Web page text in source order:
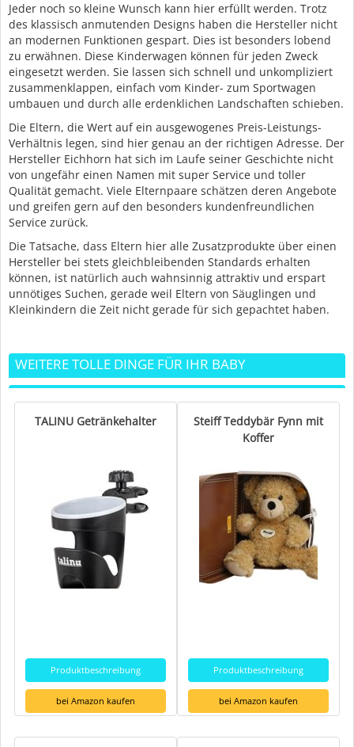
Jeder noch so kleine Wunsch kann hier erfüllt werden. Trotz
des klassisch anmutenden Designs haben die Hersteller nicht
an modernen Funktionen gespart. Dies ist besonders lobend
zu erwähnen. Diese Kinderwagen können für jeden Zweck
eingesetzt werden. Sie lassen sich schnell und unkompliziert
zusammenklappen, einfach vom Kinder- zum Sportwagen
umbauen und durch alle erdenklichen Landschaften schieben.
Die Eltern, die Wert auf ein ausgewogenes Preis-Leistungs-
Verhältnis legen, sind hier genau an der richtigen Adresse. Der
Hersteller Eichhorn hat sich im Laufe seiner Geschichte nicht
von ungefähr einen Namen mit super Service und toller
Qualität gemacht. Viele Elternpaare schätzen deren Angebote
und greifen gern auf den besonders kundenfreundlichen
Service zurück.
Die Tatsache, dass Eltern hier alle Zusatzprodukte über einen
Hersteller bei stets gleichbleibenden Standards erhalten
können, ist natürlich auch wahnsinnig attraktiv und erspart
unnötiges Suchen, gerade weil Eltern von Säuglingen und
Kleinkindern die Zeit nicht gerade für sich gepachtet haben.
WEITERE TOLLE DINGE FÜR IHR BABY
TALINU Getränkehalter
Produktbeschreibung
bei Amazon kaufen
Steiff Teddybär Fynn mit
Koffer
Produktbeschreibung
bei Amazon kaufen